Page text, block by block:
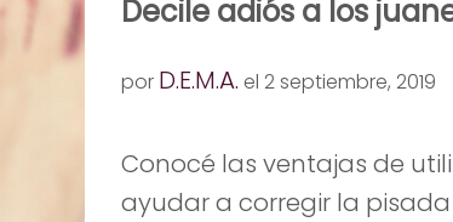
Decile adiós a los
por D.E.M.A. el 2 septiembre, 2019
Conocé las ventajas de
ayudar a corregir la